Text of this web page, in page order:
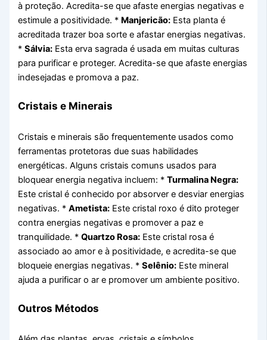
à proteção. Acredita-se que afaste energias negativas e
estimule a positividade. * Manjericão: Esta planta é
acreditada trazer boa sorte e afastar energias negativas.
*Sálvia: Esta erva sagrada é usada em muitas culturas
para purificar e proteger. Acredita-se que afaste energias
indesejadas e promova a paz.
Cristais e Minerais
Cristais e minerais são frequentemente usados como
ferramentas protetoras due suas habilidades
energéticas. Alguns cristais comuns usados para
bloquear energia negativa incluem: *Turmalina Negra:
Este cristal é conhecido por absorver e desviar energias
negativas. *Ametista: Este cristal roxo é dito proteger
contra energias negativas e promover a paz e
tranquilidade. *Quartzo Rosa: Este cristal rosa é
associado ao amor e à positividade, e acredita-se que
bloqueie energias negativas. *Selênio: Este mineral
ajuda a purificar o ar e promover um ambiente positivo.
Outros Métodos